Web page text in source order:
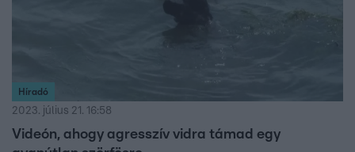
Híradó
2023. július 21. 16:58
Videón, ahogy agresszív vidra támad egy